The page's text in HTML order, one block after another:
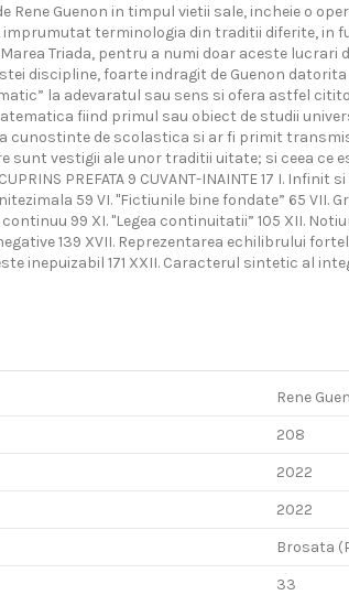
Guenon in timpul vietii sale, incheie o
imprumutat terminologia din traditii diferite,
Triada, pentru a numi doar aceste
discipline, foarte indragit de Guenon
la adevaratul sau sens si ofera astfel
fiind primul sau obiect de studii
cunostinte de scolastica si ar fi primit
vestigii ale unor traditii uitate; si ceea
PREFATA 9 CUVANT-INAINTE 17 I.
59 VI. "Fictiunile bine fondate” 65 VII.
99 XI. "Legea continuitatii” 105 XII.
139 XVII. Reprezentarea echilibrului
inepuizabil 171 XXII. Caracterul sintetic al
Rene
208
2022
2022
Brosata
33